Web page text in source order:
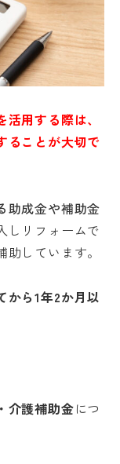
用する際は、
ることが大切で
助成金や補助金
しリフォームで
しています。
から1年2か月以
介護補助金につ